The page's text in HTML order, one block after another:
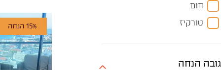
190X140
200X100
200X140
חום
טורקיז
גובה הנחה
15% הנחה